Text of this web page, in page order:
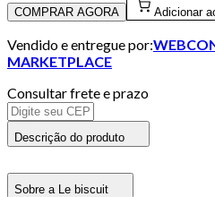
COMPRAR AGORA Adicionar
Vendido e entregue por:
MARKETPLACE
Consultar frete e prazo
Descrição do produto
Sobre a Le biscuit